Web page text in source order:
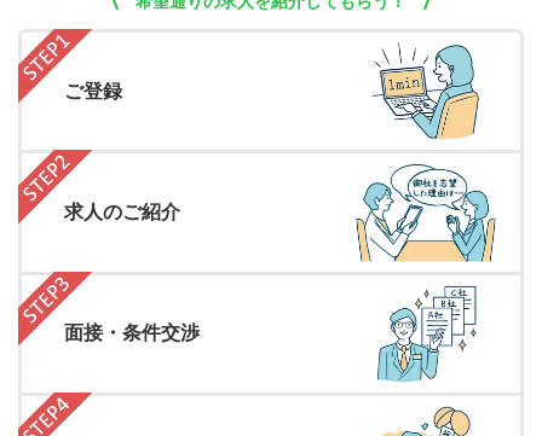
ご登録
求人のご紹介
面接・条件交渉